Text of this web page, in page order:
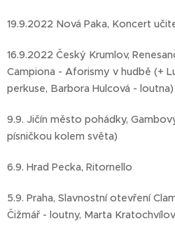
19.9.2022 Nová Paka, Koncert
16.9.2022 Český Krumlov,
Campiona - Aforismy v hudbě (+
perkuse, Barbora Hulcová - loutna)
9.9. Jičín město pohádky,
písničkou kolem světa)
6.9. Hrad Pecka, Ritornello
5.9. Praha, Slavnostní otevření
Čižmář - loutny, Marta